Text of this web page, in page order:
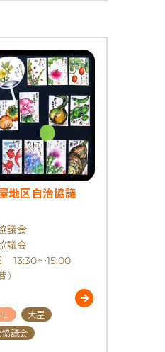
地区自治協議
議会
議会
13:30〜15:00
大屋
協議会